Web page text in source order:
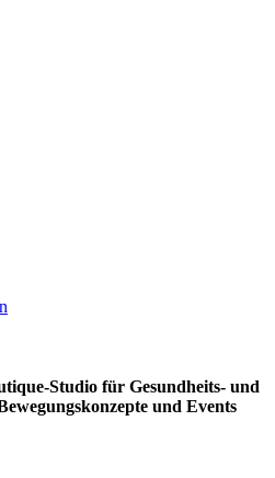
Studio für Gesundheits- und
und Events